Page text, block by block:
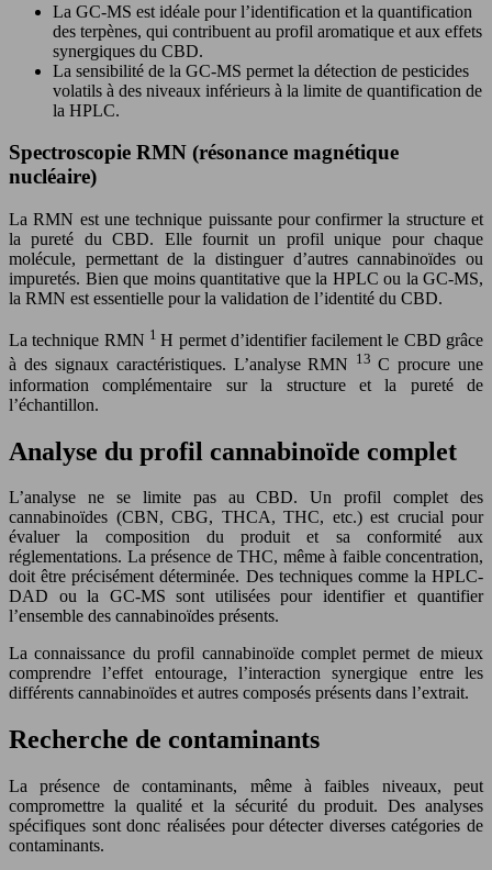
La GC-MS est idéale pour l’identification et la quantification
des terpènes, qui contribuent au profil aromatique et aux effets
synergiques du CBD.
La sensibilité de la GC-MS permet la détection de pesticides
volatils à des niveaux inférieurs à la limite de quantification de
la HPLC.
Spectroscopie RMN (résonance magnétique
nucléaire)
La RMN est une technique puissante pour confirmer la structure et
la pureté du CBD. Elle fournit un profil unique pour chaque
molécule, permettant de la distinguer d’autres cannabinoïdes ou
impuretés. Bien que moins quantitative que la HPLC ou la GC-MS,
la RMN est essentielle pour la validation de l’identité du CBD.
La technique RMN 1H permet d’identifier facilement le CBD grâce
à des signaux caractéristiques. L’analyse RMN 13C procure une
information complémentaire sur la structure et la pureté de
l’échantillon.
Analyse du profil cannabinoïde complet
L’analyse ne se limite pas au CBD. Un profil complet des
cannabinoïdes (CBN, CBG, THCA, THC, etc.) est crucial pour
évaluer la composition du produit et sa conformité aux
réglementations. La présence de THC, même à faible concentration,
doit être précisément déterminée. Des techniques comme la HPLC-
DAD ou la GC-MS sont utilisées pour identifier et quantifier
l’ensemble des cannabinoïdes présents.
La connaissance du profil cannabinoïde complet permet de mieux
comprendre l’effet entourage, l’interaction synergique entre les
différents cannabinoïdes et autres composés présents dans l’extrait.
Recherche de contaminants
La présence de contaminants, même à faibles niveaux, peut
compromettre la qualité et la sécurité du produit. Des analyses
spécifiques sont donc réalisées pour détecter diverses catégories de
contaminants.